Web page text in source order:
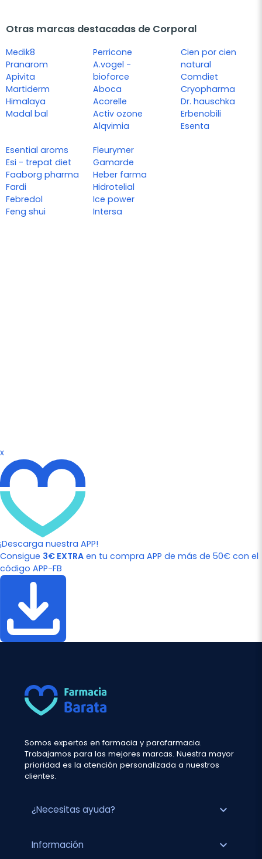
Otras marcas destacadas de Corporal
Medik8
Pranarom
Apivita
Martiderm
Himalaya
Madal bal
Perricone
A.vogel -
bioforce
Aboca
Acorelle
Activ ozone
Alqvimia
Cien por cien
natural
Comdiet
Cryopharma
Dr. hauschka
Erbenobili
Esenta
Esential aroms
Esi - trepat diet
Faaborg pharma
Fardi
Febredol
Feng shui
Fleurymer
Gamarde
Heber farma
Hidrotelial
Ice power
Intersa
x
¡Descarga nuestra APP!
Consigue 3€ EXTRA en tu compra APP de más de 50€ con el
código APP-FB
Somos expertos en farmacia y parafarmacia.
Trabajamos para las mejores marcas. Nuestra mayor
prioridad es la atención personalizada a nuestros
clientes.
¿Necesitas ayuda? expand_more
Información expand_more